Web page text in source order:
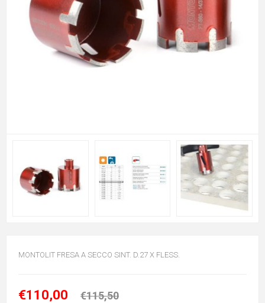
MONTOLIT FRESA A SECCO SINT. D.27 X FLESS.
€110,00 €115,50